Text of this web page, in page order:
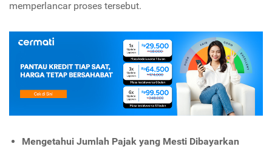
memperlancar proses tersebut.
Mengetahui Jumlah Pajak yang Mesti Dibayarkan